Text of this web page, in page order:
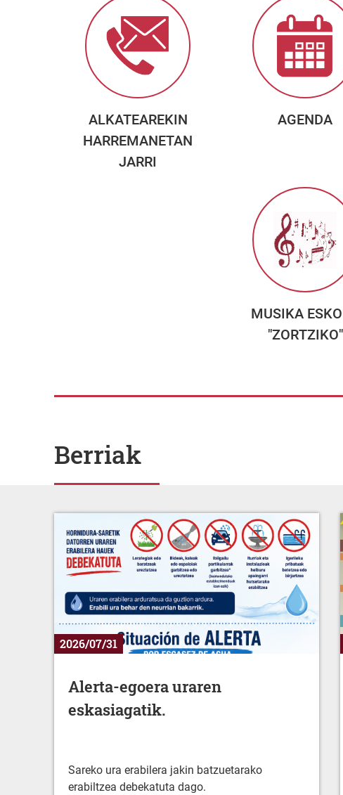
ALKATEAREKIN
HARREMANETAN
JARRI
AGENDA
MUSIKA
"ZORTZIKO"
Berriak
2026/07/31
Alerta-egoera uraren
eskasiagatik.
Sareko ura erabilera jakin batzuetarako
erabiltzea debekatuta dago.